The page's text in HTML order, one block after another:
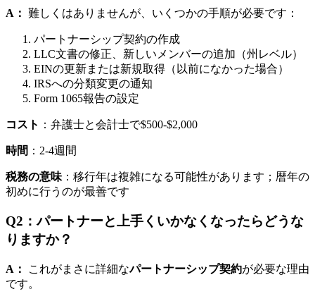
A： 難しくはありませんが、いくつかの手順が必要です：
パートナーシップ契約の作成
LLC文書の修正、新しいメンバーの追加（州レベル）
EINの更新または新規取得（以前になかった場合）
IRSへの分類変更の通知
Form 1065報告の設定
コスト ：弁護士と会計士で$500-$2,000
時間 ：2-4週間
税務の意味 ：移行年は複雑になる可能性があります；暦年の
初めに行うのが最善です
Q2：パートナーと上手くいかなくなったらどうな
りますか？
A： これがまさに詳細なパートナーシップ契約が必要な理由
です。